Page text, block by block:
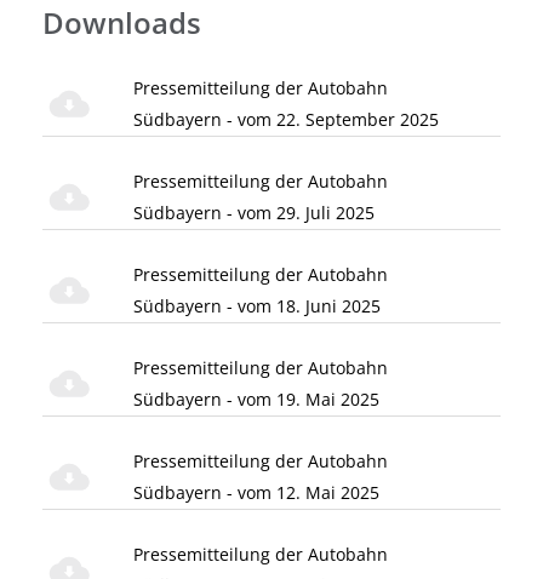
Downloads
Pressemitteilung der Autobahn
Südbayern - vom 22. September 2025
Pressemitteilung der Autobahn
Südbayern - vom 29. Juli 2025
Pressemitteilung der Autobahn
Südbayern - vom 18. Juni 2025
Pressemitteilung der Autobahn
Südbayern - vom 19. Mai 2025
Pressemitteilung der Autobahn
Südbayern - vom 12. Mai 2025
Pressemitteilung der Autobahn